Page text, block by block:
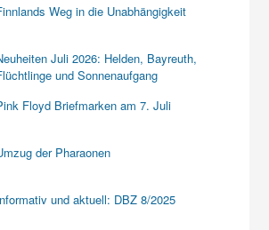
Weg in die Unabhängigkeit
Juli 2026: Helden, Bayreuth,
und Sonnenaufgang
Floyd Briefmarken am 7. Juli
der Pharaonen
und aktuell: DBZ 8/2025